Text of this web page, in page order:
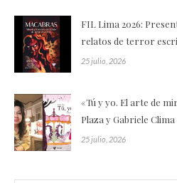
FIL Lima 2026:
relatos de terror
25 julio, 2026
«Tú y yo. El arte de
Plaza y Gabriele
25 julio, 2026